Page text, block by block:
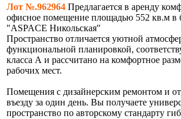
Лот №.962964 Предлагается в аренду
офисное помещение площадью 552 кв.м в
"ASPACE Никольская"
Пространство отличается уютной
функциональной планировкой,
класса А и рассчитано на комфортное
рабочих мест.
Помещения с дизайнерским ремонтом и
въезду за один день. Вы получаете
пространство по авторскому стандарту